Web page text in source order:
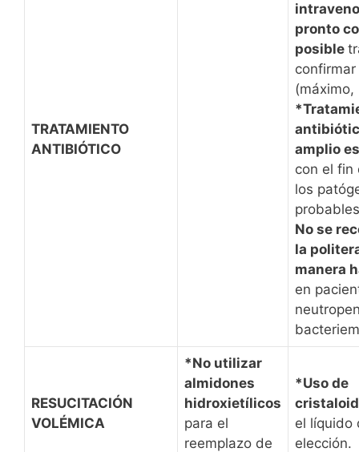
TRATAMIENTO
ANTIBIÓTICO
pronto
posible
(máximo,
amplio
con el fin
los
probables
No se
la
manera
en
RESUCITACIÓN
VOLÉMICA
*No utilizar
almidones
hidroxietílicos
para el
reemplazo de
*Uso de
el líquido
elección.